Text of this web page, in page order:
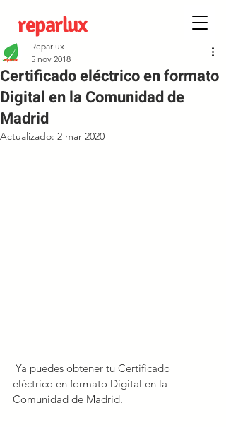
reparlux
Certificado eléctrico en formato
Digital en la Comunidad de
Madrid
Reparlux
5 nov 2018
Actualizado: 2 mar 2020
Ya puedes obtener tu Certificado
eléctrico en formato Digital en la
Comunidad de Madrid.